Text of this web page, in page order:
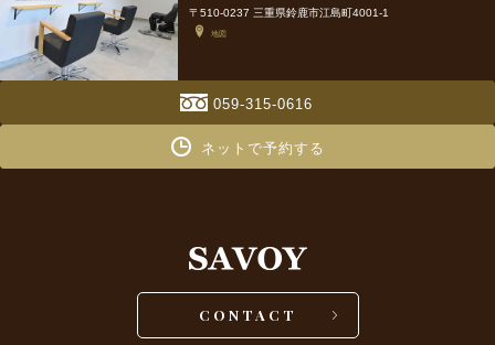
〒510-0237 三重県鈴鹿市江島町4001-1
地図
059-315-0616
ネットで予約する
CONTACT